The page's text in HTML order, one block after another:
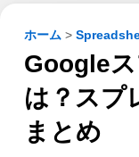
ホーム >
Google
は？スプ
まとめ